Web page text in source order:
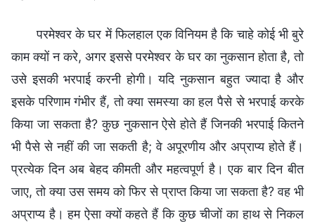
परमेश्वर के घर में फिलहाल ए‍क विनियम है कि चाहे कोई भी बुरे
काम क्यों न करे, अगर इससे परमेश्वर के घर का नुकसान होता है, तो
उसे इसकी भरपाई करनी होगी। यदि नुकसान बहुत ज्यादा है और
इसके परिणाम गंभीर हैं, तो क्या समस्या का हल पैसे से भरपाई करके
किया जा सकता है? कुछ नुकसान ऐसे होते हैं जिनकी भरपाई कितने
भी पैसे से नहीं की जा सकती है; वे अपूरणीय और अप्राप्य होते हैं।
प्रत्येक दिन अब बेहद कीमती और महत्वपूर्ण है। एक बार दिन बीत
जाए, तो क्या उस समय को फिर से प्राप्त किया जा सकता है? वह भी
अप्राप्य है। हम ऐसा क्यों कहते हैं कि कुछ चीजों का हाथ से निकल